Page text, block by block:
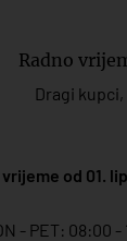
Radno
Dragi kupci,
od 01.
- PET: 08:00 -